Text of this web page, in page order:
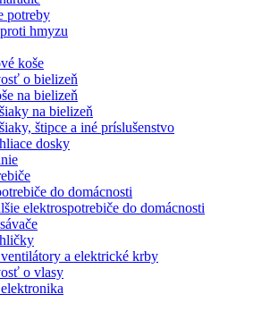
potreby
hmyzu
koše
o bielizeň
na bielizeň
na bielizeň
štipce a iné príslušenstvo
dosky
do domácnosti
elektrospotrebiče do domácnosti
a elektrické krby
o vlasy